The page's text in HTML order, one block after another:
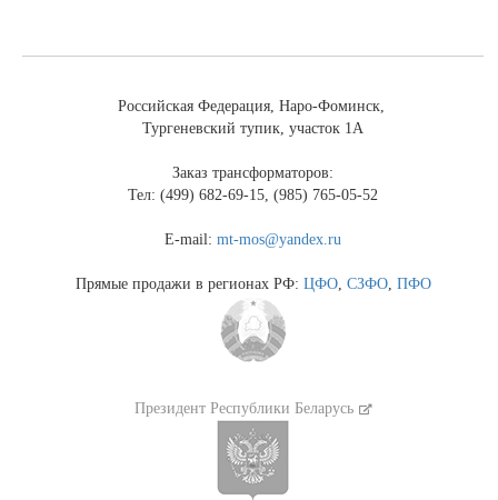
Российская Федерация, Наро-Фоминск,
Тургеневский тупик, участок 1А
Заказ трансформаторов:
Тел: (499) 682-69-15, (985) 765-05-52
E-mail:mt-mos@yandex.ru
Прямые продажи в регионах РФ: ЦФО, СЗФО, ПФО
Президент Республики Беларусь